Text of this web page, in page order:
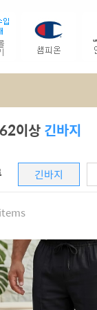
이상긴바지
긴바지
items